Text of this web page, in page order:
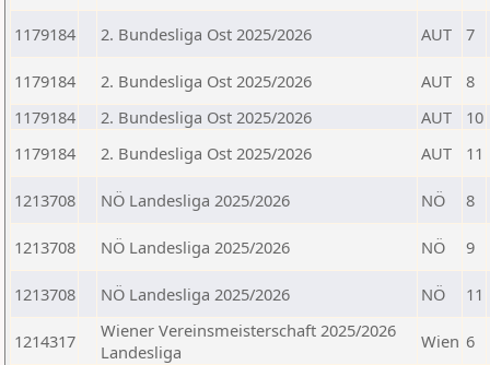
1179184 2. Bundesliga Ost 2025/2026 AUT 7
1179184 2. Bundesliga Ost 2025/2026 AUT
8
1179184
2. Bundesliga Ost 2025/2026 AUT
10
1179184
2. Bundesliga Ost 2025/2026 AUT 11
1213708 NÖ Landesliga 2025/2026 NÖ 8
1213708 NÖ Landesliga 2025/2026 NÖ 9
1213708 NÖ Landesliga 2025/2026 NÖ 11
1214317
Wiener Vereinsmeisterschaft 2025/2026
Landesliga
Wien 6